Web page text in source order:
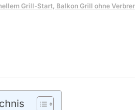
Grill-Start, Balkon Grill ohne